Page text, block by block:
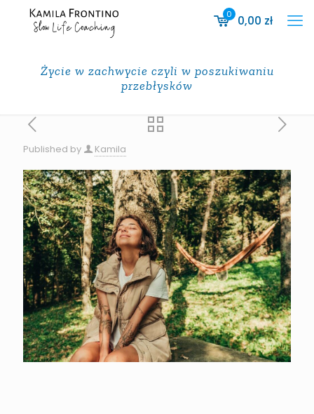
0 0,00 zł
Życie w zachwycie czyli w poszukiwaniu
przebłysków
Published by Kamila